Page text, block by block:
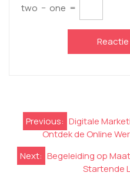
two − one =
Previous: Digitale
Ontdek de Online
Next: Begeleiding op
Startende